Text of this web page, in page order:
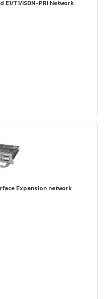
E1/T1/ISDN-PRI Network
Expansion network